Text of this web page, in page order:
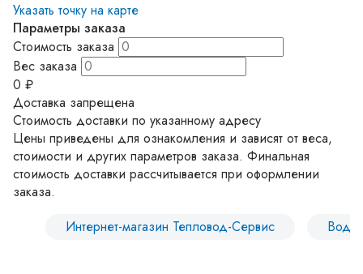
Указать точку на карте
Параметры заказа
Стоимость заказа
Вес заказа
0 ₽
Доставка запрещена
Стоимость доставки по указанному адресу
Цены приведены для ознакомления и зависят от веса,
стоимости и других параметров заказа. Финальная
стоимость доставки рассчитывается при оформлении
заказа.
Интернет-магазин Тепловод-Сервис